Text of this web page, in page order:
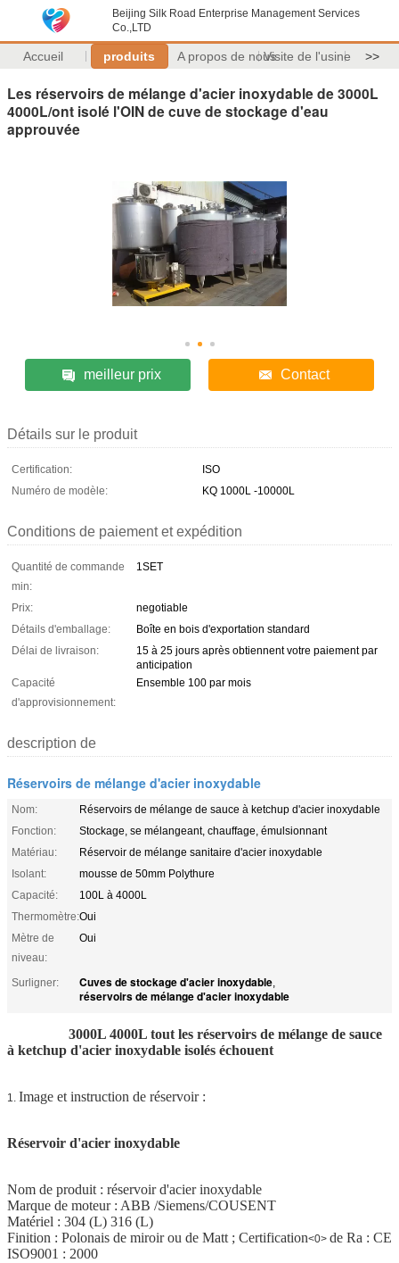
Beijing Silk Road Enterprise Management Services
Co.,LTD
Accueil produits A propos de nousVisite de l'usine >>
Les réservoirs de mélange d'acier inoxydable de 3000L
4000L/ont isolé l'OIN de cuve de stockage d'eau
approuvée
meilleur prix Contact
Détails sur le produit
Certification:
ISO
Numéro de modèle:
KQ 1000L -10000L
Conditions de paiement et expédition
Quantité de commande
min:
1SET
Prix:
negotiable
Détails d'emballage:
Boîte en bois d'exportation standard
Délai de livraison:
15 à 25 jours après obtiennent votre paiement par
anticipation
Capacité
d'approvisionnement:
Ensemble 100 par mois
description de
Réservoirs de mélange d'acier inoxydable
Nom:
Réservoirs de mélange de sauce à ketchup d'acier inoxydable
Fonction:
Stockage, se mélangeant, chauffage, émulsionnant
Matériau:
Réservoir de mélange sanitaire d'acier inoxydable
Isolant:
mousse de 50mm Polythure
Capacité:
100L à 4000L
Thermomètre:Oui
Mètre de
niveau:
Oui
Surligner: Cuves de stockage d'acier inoxydable,
réservoirs de mélange d'acier inoxydable
3000L 4000L tout les réservoirs de mélange de sauce
à ketchup d'acier inoxydable isolés échouent
1. Image et instruction de réservoir :
Réservoir d'acier inoxydable
Nom de produit : réservoir d'acier inoxydable
Marque de moteur : ABB /Siemens/COUSENT
Matériel : 304 (L) 316 (L)
Finition : Polonais de miroir ou de Matt ; Certification<0> de Ra : CE
ISO9001 : 2000